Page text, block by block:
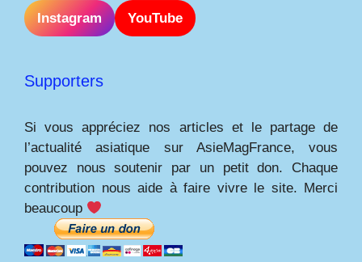
Instagram YouTube
Supporters
Si vous appréciez nos articles et le partage de
l’actualité asiatique sur AsieMagFrance, vous
pouvez nous soutenir par un petit don. Chaque
contribution nous aide à faire vivre le site. Merci
beaucoup